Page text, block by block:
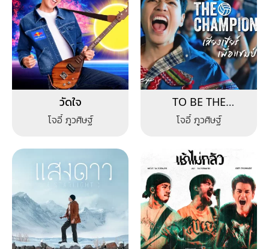
วัดใจ
โจอี้ ภูวศิษฐ์
TO BE THE
CHAMPION
โจอี้ ภูวศิษฐ์